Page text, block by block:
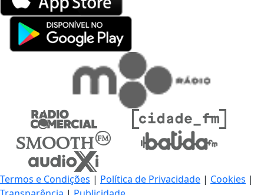
Termos e Condições | Política de Privacidade | Cookies |